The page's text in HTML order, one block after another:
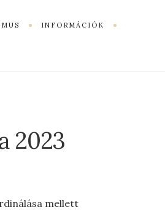
INFORMÁCIÓK
2023
mellett